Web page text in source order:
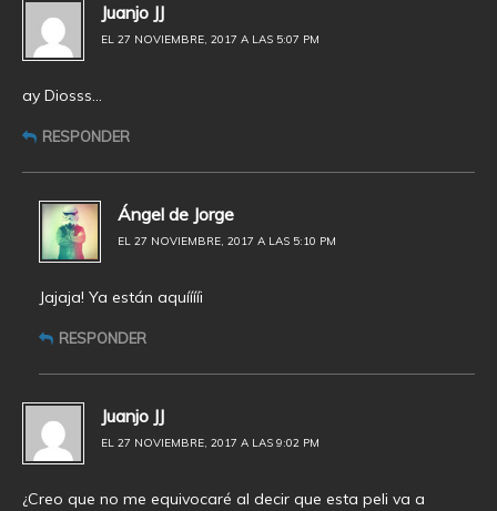
Juanjo JJ
EL 27 NOVIEMBRE, 2017 A LAS 5:07 PM
ay Diosss…
RESPONDER
Ángel de Jorge
EL 27 NOVIEMBRE, 2017 A LAS 5:10 PM
Jajaja! Ya están aquííííi
RESPONDER
Juanjo JJ
EL 27 NOVIEMBRE, 2017 A LAS 9:02 PM
¿Creo que no me equivocaré al decir que esta peli va a